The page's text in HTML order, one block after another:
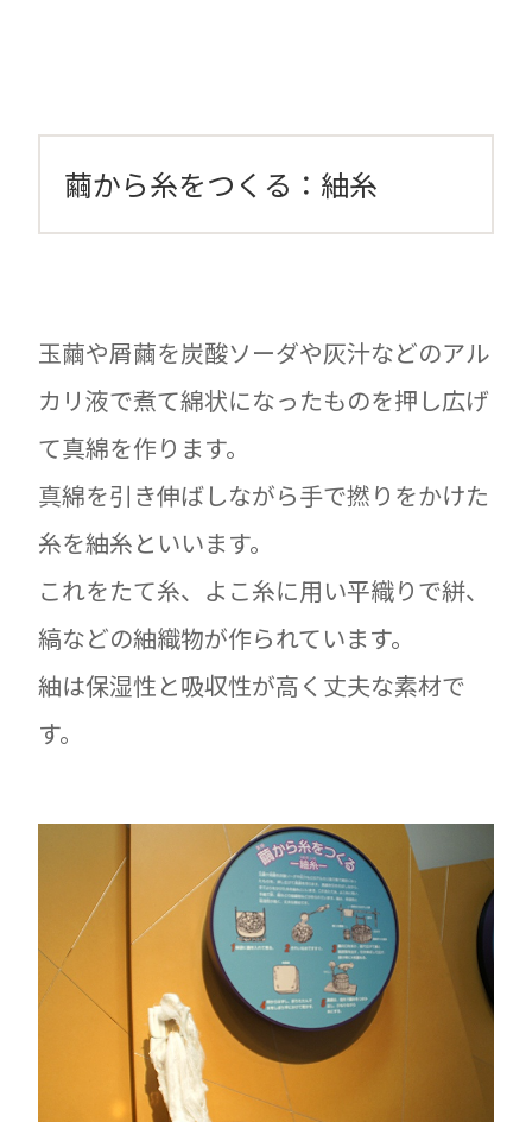
繭から糸をつくる：紬糸
玉繭や屑繭を炭酸ソーダや灰汁などのアル
カリ液で煮て綿状になったものを押し広げ
て真綿を作ります。
真綿を引き伸ばしながら手で撚りをかけた
糸を紬糸といいます。
これをたて糸、よこ糸に用い平織りで絣、
縞などの紬織物が作られています。
紬は保湿性と吸収性が高く丈夫な素材で
す。